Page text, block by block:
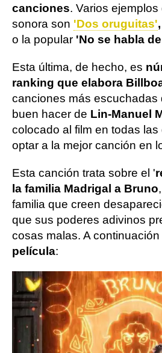
canciones. Varios
sonora son 'Dos oruguitas'
o la popular 'No se habla
Esta última, de hecho, es
ranking que elabora
canciones más escuchadas
buen hacer de Lin-Manuel
colocado al film en todas las
optar a la mejor canción en
Esta canción trata sobre el '
la familia Madrigal a Bruno
familia que creen
que sus poderes adivinos
cosas malas. A continuación
película: